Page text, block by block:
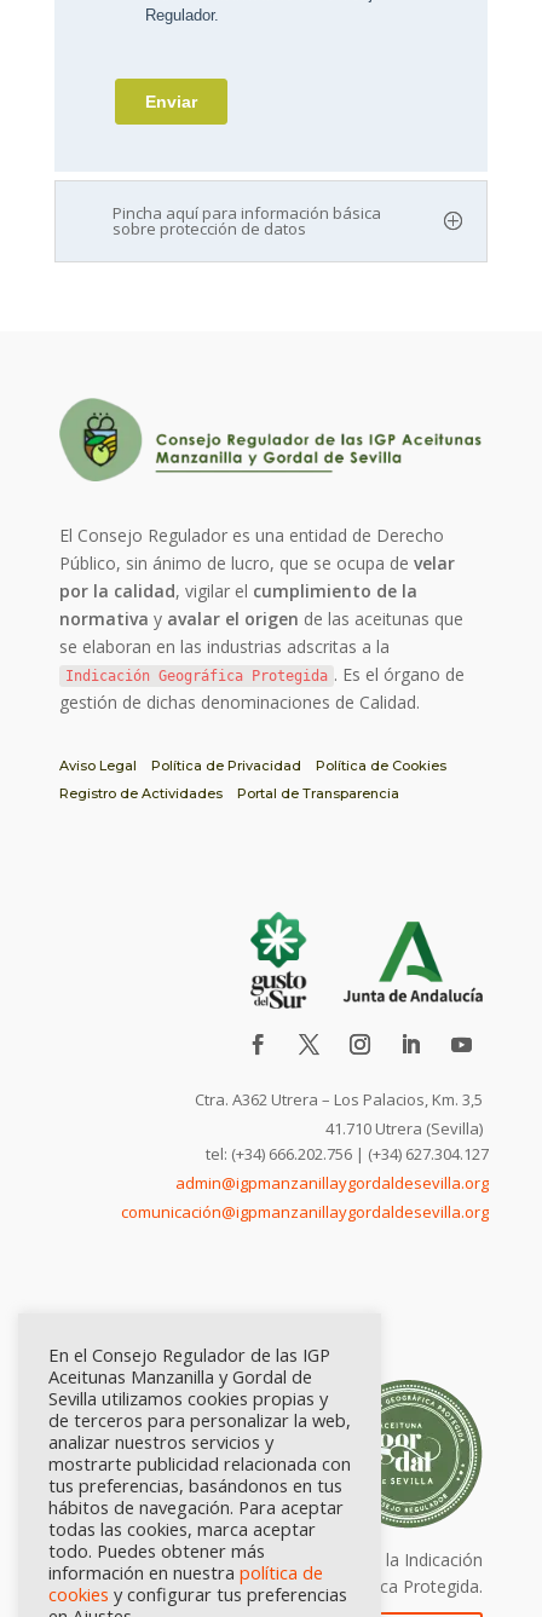
Pincha aquí para información básica
sobre protección de datos
El Consejo Regulador es una entidad de Derecho
Público, sin ánimo de lucro, que se ocupa develar
por la calidad, vigilar el cumplimiento de la
normativa y avalar el origen de las aceitunas que
se elaboran en las industrias adscritas a la
Indicación Geográfica Protegida . Es el órgano de
gestión de dichas denominaciones de Calidad.
Aviso Legal Política de Privacidad
Política de Cookies
Registro de Actividades
Portal de Transparencia
Ctra. A362 Utrera – Los Palacios, Km. 3,5
41.710 Utrera (Sevilla)
tel: (+34) 666.202.756 | (+34) 627.304.127
admin@igpmanzanillaygordaldesevilla.org
comunicación@igpmanzanillaygordaldesevilla.org
Calidad certificada por Origen. Sellos de la Indicación
Geográfica Protegida.
En el Consejo Regulador de las IGP
Aceitunas Manzanilla y Gordal de
Sevilla utilizamos cookies propias y
de terceros para personalizar la web,
analizar nuestros servicios y
mostrarte publicidad relacionada con
tus preferencias, basándonos en tus
hábitos de navegación. Para aceptar
todas las cookies, marca aceptar
todo. Puedes obtener más
información en nuestra política de
cookies y configurar tus preferencias